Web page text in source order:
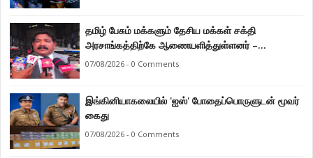
தமிழ் பேசும் மக்களும் தேசிய மக்கள் சக்தி
அரசாங்கத்திற்கே ஆணையளித்துள்ளனர் –
கடற்றொழில் அமைச்சர் இராமலிங்கம் சந்திரசேகர்
07/08/2026 - 0 Comments
இங்கினியாகலையில் 'ஐஸ்' போதைப்பொருளுடன் மூவர்
கைது
07/08/2026 - 0 Comments